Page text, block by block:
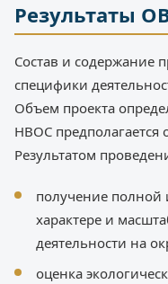
Результаты
Состав и содержание
специфики
Объем проекта
НВОС предполагается
Результатом
получение
характере и
деятельности на
оценка